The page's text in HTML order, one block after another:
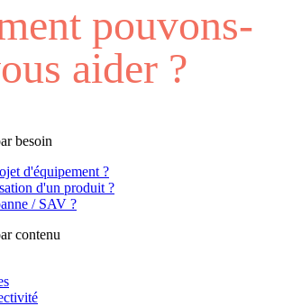
pouvons-
aider ?
besoin
d'équipement ?
d'un produit ?
/ SAV ?
contenu